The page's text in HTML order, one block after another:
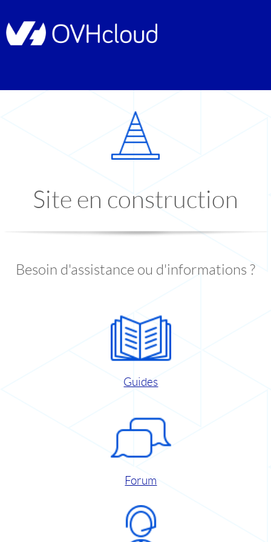
Site en construction
Besoin d'assistance ou d'informations ?
Guides
Forum